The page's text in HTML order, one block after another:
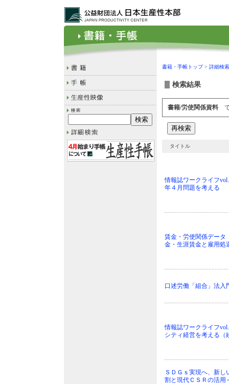
書籍・手帳トップ> 詳細検索
検索結果
書籍/労使関係資料
タイトル
情報誌ワークライフ
年４月問題を考える
賃金・労使関係デー
金・生涯賃金と雇用処
口述労働「組合」法
情報誌ワークライフ
シティ経営を考える（
ＳＤＧｓ実現へ、新
割と現代ＣＳＲの活用